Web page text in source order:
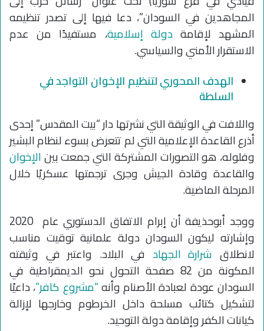
المجاهدين في السودان”، دعا فيها إلى تصدر تنظيمه
المشهد لإقامةدولة إسلامية، مستفيدًا من عدم
الاستقرار الأمني والسياسي.
الهدف المحوري لتنظيم الإخوان التواجد في
السلطة
واللافت في الوثيقة التي نشرتها دار “بيت المقدس” إحدى
أذرع القاعدة الإعلامية التي لم تتعرض بسوء لنظام البشير
وفلوله، هو التصورات المشتركة التي جمعت بينالإخوان
والقاعدة وقادة الجيش وجرى ترجمتها عسكريًا خلال
المرحلة الماضية.
ووجد أبوحذيفة أن إبرام الاتفاق الدستوري عام 2020
وإشارته ليكون السودان دولة علمانية توقيت مناسب
لانطلاقشرارة الجهاد في البلاد. واعتبر في وثيقته
المكونة من 82 صفحة التحول نحو الديمقراطية في
السودان عودة لعبادة الأصنام وأنه“مشروع كافر”، داعيًا
لتشكيل كتائب مسلحة داخل الخرطوم وخارجها لإزالة
كيانات الكفر وإقامة دولة التوحيد.